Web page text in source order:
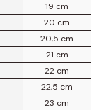
19 cm
20 cm
20,5 cm
21 cm
22 cm
22,5 cm
23 cm